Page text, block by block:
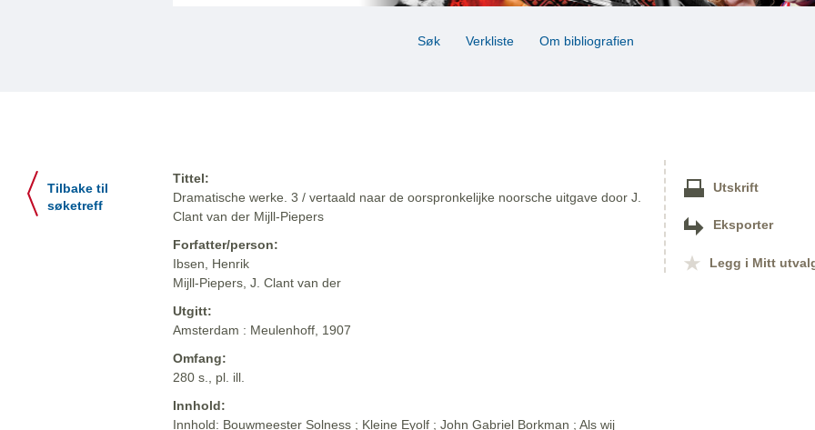
Søk Verkliste Om bibliografien
Tilbake til
søketreff
Tittel:
Dramatische werke. 3 / vertaald naar de oorspronkelijke noorsche uitgave door J.
Clant van der Mijll-Piepers
Forfatter/person:
Ibsen, Henrik
Mijll-Piepers, J. Clant van der
Utgitt:
Amsterdam : Meulenhoff, 1907
Omfang:
280 s., pl. ill.
Innhold:
Innhold: Bouwmeester Solness ; Kleine Eyolf ; John Gabriel Borkman ; Als wij
Utskrift
Eksporter
Legg i Mitt